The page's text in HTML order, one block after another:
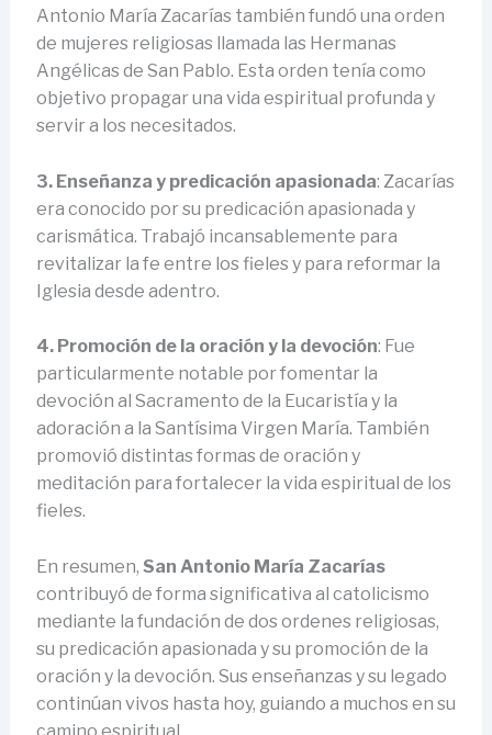
Antonio María Zacarías también fundó una orden
de mujeres religiosas llamada las Hermanas
Angélicas de San Pablo. Esta orden tenía como
objetivo propagar una vida espiritual profunda y
servir a los necesitados.
3. Enseñanza y predicación apasionada: Zacarías
era conocido por su predicación apasionada y
carismática. Trabajó incansablemente para
revitalizar la fe entre los fieles y para reformar la
Iglesia desde adentro.
4. Promoción de la oración y la devoción: Fue
particularmente notable por fomentar la
devoción al Sacramento de la Eucaristía y la
adoración a la Santísima Virgen María. También
promovió distintas formas de oración y
meditación para fortalecer la vida espiritual de los
fieles.
En resumen, San Antonio María Zacarías
contribuyó de forma significativa al catolicismo
mediante la fundación de dos ordenes religiosas,
su predicación apasionada y su promoción de la
oración y la devoción. Sus enseñanzas y su legado
continúan vivos hasta hoy, guiando a muchos en su